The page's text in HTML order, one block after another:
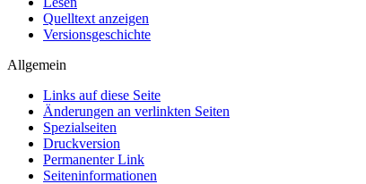
Quelltext anzeigen
Versionsgeschichte
Allgemein
Links auf diese Seite
Änderungen an verlinkten Seiten
Spezialseiten
Druckversion
Permanenter Link
Seiten­­informationen